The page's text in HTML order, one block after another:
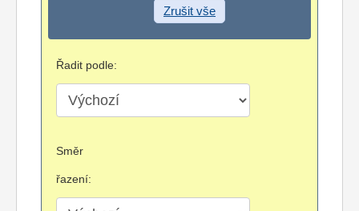
Zrušit vše
Řadit podle:
Směr
řazení: